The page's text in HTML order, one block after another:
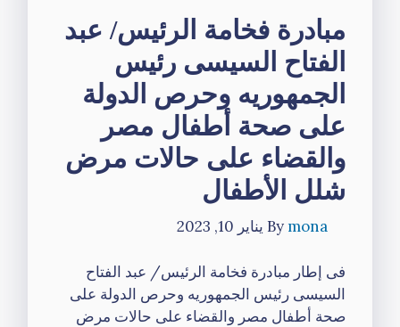
مبادرة فخامة الرئيس/ عبد
الفتاح السيسى رئيس
الجمهوريه وحرص الدولة
على صحة أطفال مصر
والقضاء على حالات مرض
شلل الأطفال
Bymona يناير 10, 2023
فى إطار مبادرة فخامة الرئيس/ عبد الفتاح
السيسى رئيس الجمهوريه وحرص الدولة على
صحة أطفال مصر والقضاء على حالات مرض